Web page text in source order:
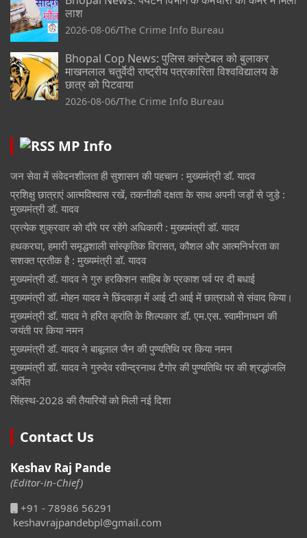
लाश
2026-08-06 The Crime Info Bureau
Bhopal Cop News: पुलिस कांस्टेबल को बुलाकर
माखनलाल चतुर्वेदी राष्ट्रीय पत्रकारिता विश्वविद्यालय के
छात्र को पिटवाया
2026-08-06 The Crime Info Bureau
MP Info
जन सेवा में संवेदनशीलता ही सुशासन की पहचान : मुख्यमंत्री डॉ. यादव
प्रशिक्षु छात्राएं आत्मविश्वास रखें, तकनीकी दक्षता के साथ अपनी जड़ों से जुड़े :
मुख्यमंत्री डॉ. यादव
प्रत्येक शुक्रवार को दौरे पर रहेंगे अधिकारी : मुख्यमंत्री डॉ. यादव
हथकरघा, हमारी समृद्धशाली सांस्कृतिक विरासत, कौशल और आत्मनिर्भरता का
सशक्त प्रतीक है : मुख्यमंत्री डॉ. यादव
मुख्यमंत्री डॉ. यादव ने गुरु हरकिशन साहिब के प्रकाश पर्व पर दी बधाई
मुख्यमंत्री डॉ. मोहन यादव ने छिंदवाड़ा में आई टी आई में छात्राओ से संवाद किया।
मुख्यमंत्री डॉ. यादव ने हरित क्रांति के शिल्पकार डॉ. एम.एस. स्वामीनाथन की
जयंती पर किया नमन
मुख्यमंत्री डॉ. यादव ने बाबूलाल जैन की पुण्यतिथि पर किया नमन
मुख्यमंत्री डॉ. यादव ने गुरुदेव रवीन्द्रनाथ टैगोर की पुण्यतिथि पर की श्रद्धांजलि
अर्पित
सिंहस्थ-2028 की तैयारियों को मिली नई दिशा
Contact Us
Keshav Raj Pande
(Editor-in-Chief)
+91 - 78986 56291
keshavrajpandebpl@gmail.com